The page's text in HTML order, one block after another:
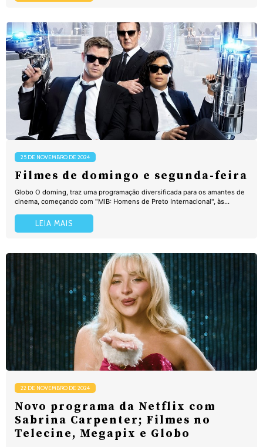
25 DE NOVEMBRO DE 2024
Filmes de domingo e segunda-feira
Globo O doming, traz uma programação diversificada para os amantes de
cinema, começando com "MIB: Homens de Preto Internacional", às...
LEIA MAIS
22 DE NOVEMBRO DE 2024
Novo programa da Netflix com
Sabrina Carpenter; Filmes no
Telecine, Megapix e Globo